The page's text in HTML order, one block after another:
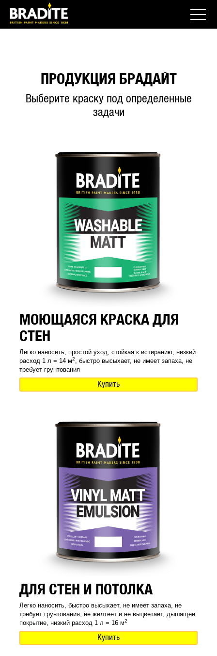
ПРОДУКЦИЯ БРАДАЙТ
Выберите краску под определенные
задачи
МОЮЩАЯСЯ КРАСКА ДЛЯ
СТЕН
Легко наносить, простой уход, стойкая к истиранию, низкий
расход 1 л = 14 м2
, быстро высыхает, не имеет запаха, не
требует грунтования
Купить
ДЛЯ СТЕН И ПОТОЛКА
Легко наносить, быстро высыхает, не имеет запаха, не
требует грунтования, не желтеет и не выцветает, дышащее
покрытие, низкий расход 1 л = 16 м2
Купить